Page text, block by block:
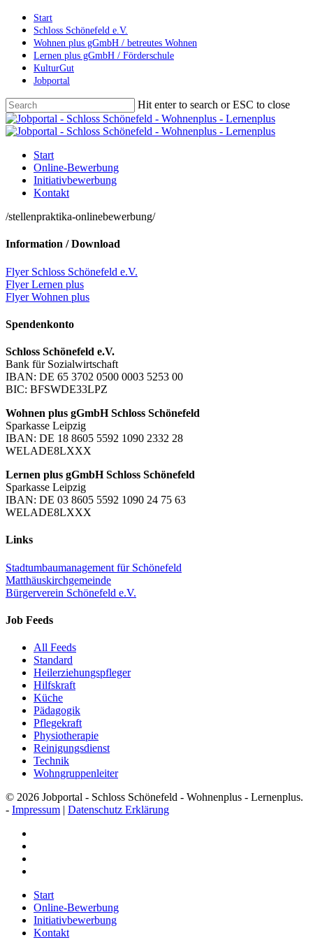
Skip
main
content
Start
Schloss Schönefeld e.V.
Wohnen plus gGmbH / betreutes Wohnen
Lernen plus gGmbH / Förderschule
KulturGut
Jobportal
Hit enter to search or ESC to close
Close
Search
Menu
Start
Online-Bewerbung
Initiativbewerbung
Kontakt
/stellenpraktika-onlinebewerbung/
Information / Download
Flyer Schloss Schönefeld e.V.
Flyer Lernen plus
Flyer Wohnen plus
Spendenkonto
Schloss Schönefeld e.V.
Bank für Sozialwirtschaft
IBAN: DE 65 3702 0500 0003 5253 00
BIC: BFSWDE33LPZ
Wohnen plus gGmbH Schloss Schönefeld
Sparkasse Leipzig
IBAN: DE 18 8605 5592 1090 2332 28
WELADE8LXXX
Lernen plus gGmbH Schloss Schönefeld
Sparkasse Leipzig
IBAN: DE 03 8605 5592 1090 24 75 63
WELADE8LXXX
Links
Stadtumbaumanagement für Schönefeld
Matthäuskirchgemeinde
Bürgerverein Schönefeld e.V.
Job Feeds
All Feeds
Standard
Heilerziehungspfleger
Hilfskraft
Küche
Pädagogik
Pflegekraft
Physiotherapie
Reinigungsdienst
Technik
Wohngruppenleiter
© 2026 Jobportal - Schloss Schönefeld - Wohnenplus - Lernenplus.
- Impressum | Datenschutz Erklärung
Close
Menu
Start
Online-Bewerbung
Initiativbewerbung
Kontakt